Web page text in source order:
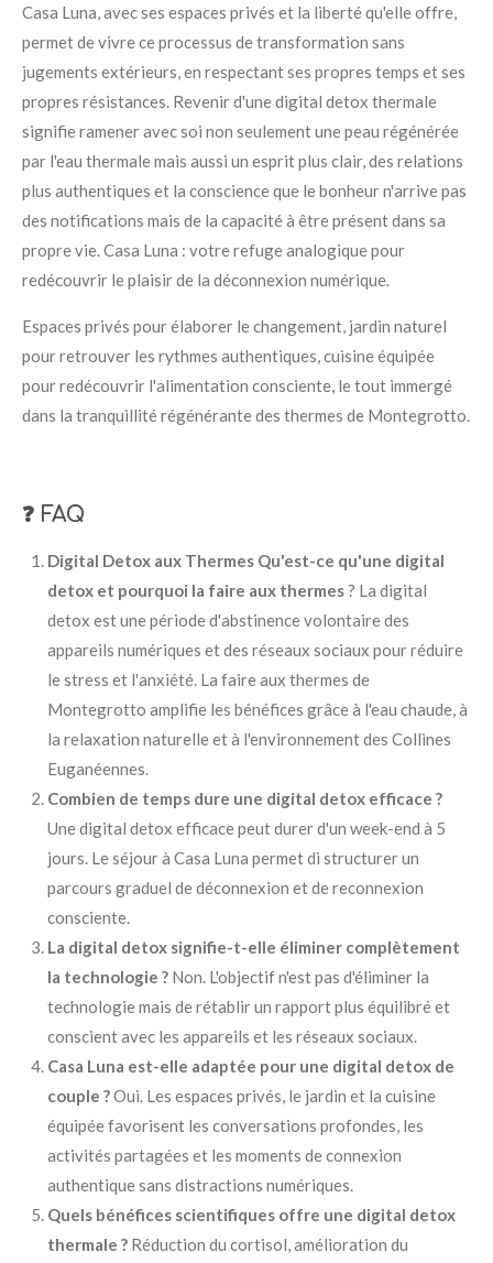
Casa Luna, avec ses espaces privés et la liberté qu'elle offre,
permet de vivre ce processus de transformation sans
jugements extérieurs, en respectant ses propres temps et ses
propres résistances. Revenir d'une digital detox thermale
signifie ramener avec soi non seulement une peau régénérée
par l'eau thermale mais aussi un esprit plus clair, des relations
plus authentiques et la conscience que le bonheur n'arrive pas
des notifications mais de la capacité à être présent dans sa
propre vie. Casa Luna : votre refuge analogique pour
redécouvrir le plaisir de la déconnexion numérique.
Espaces privés pour élaborer le changement, jardin naturel
pour retrouver les rythmes authentiques, cuisine équipée
pour redécouvrir l'alimentation consciente, le tout immergé
dans la tranquillité régénérante des thermes de Montegrotto.
❓ FAQ
Digital Detox aux Thermes Qu'est-ce qu'une digital
detox et pourquoi la faire aux thermes? La digital
detox est une période d'abstinence volontaire des
appareils numériques et des réseaux sociaux pour réduire
le stress et l'anxiété. La faire aux thermes de
Montegrotto amplifie les bénéfices grâce à l'eau chaude, à
la relaxation naturelle et à l'environnement des Collines
Euganéennes.
Combien de temps dure une digital detox efficace ?
Une digital detox efficace peut durer d'un week-end à 5
jours. Le séjour à Casa Luna permet di structurer un
parcours graduel de déconnexion et de reconnexion
consciente.
La digital detox signifie-t-elle éliminer complètement
la technologie ?Non. L'objectif n'est pas d'éliminer la
technologie mais de rétablir un rapport plus équilibré et
conscient avec les appareils et les réseaux sociaux.
Casa Luna est-elle adaptée pour une digital detox de
couple ?Oui. Les espaces privés, le jardin et la cuisine
équipée favorisent les conversations profondes, les
activités partagées et les moments de connexion
authentique sans distractions numériques.
Quels bénéfices scientifiques offre une digital detox
thermale ?Réduction du cortisol, amélioration du